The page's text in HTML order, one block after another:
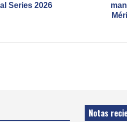
Series 2026
Notas